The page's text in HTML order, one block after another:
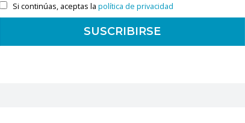
Si continúas, aceptas lapolítica de privacidad